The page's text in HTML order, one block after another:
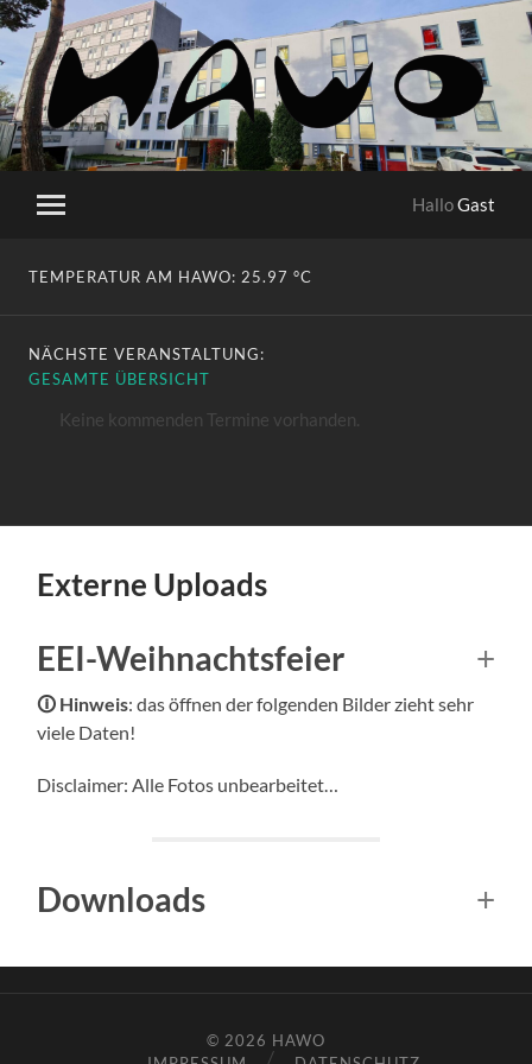
HaWo
Mobile-
HalloGast
TEMPERATUR AM HAWO: 25.97 °C
NÄCHSTE VERANSTALTUNG:
GESAMTE ÜBERSICHT
Keine kommenden Termine vorhanden.
Externe Uploads
EEI-Weihnachtsfeier
🛈 Hinweis: das öffnen der folgenden Bilder zieht sehr
viele Daten!
Disclaimer: Alle Fotos unbearbeitet…
Downloads
© 2026 HAWO